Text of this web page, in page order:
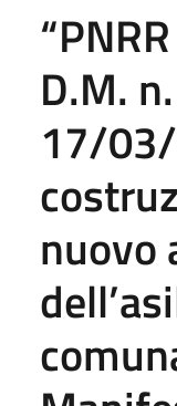
D.M.
17/
nuovo